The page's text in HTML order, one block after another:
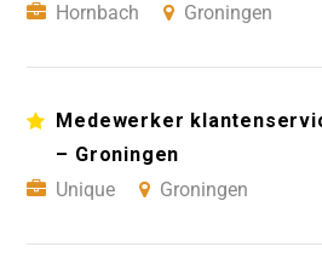
Hornbach
Groningen
Medewerker
– Groningen
Unique
Groningen